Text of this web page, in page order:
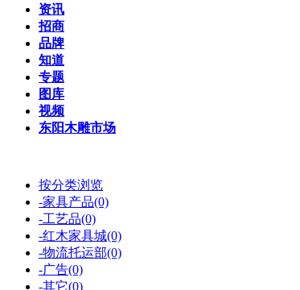
资讯
招商
品牌
知道
专题
图库
视频
东阳木雕市场
按分类浏览
-家具产品(0)
-工艺品(0)
-红木家具城(0)
-物流托运部(0)
-广告(0)
-其它(0)